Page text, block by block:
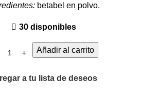
betabel en polvo.
30 disponibles
Añadir al carrito
a tu lista de deseos